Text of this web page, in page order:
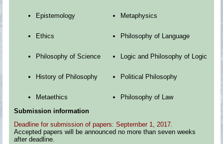
Epistemology Metaphysics
Ethics Philosophy of Language
Philosophy of Science Logic and Philosophy of Logic
History of Philosophy Political Philosophy
Metaethics
Philosophy of Law
Submission information
Deadline for submission of papers: September 1, 2017.
Accepted papers will be announced no more than seven weeks
after deadline.